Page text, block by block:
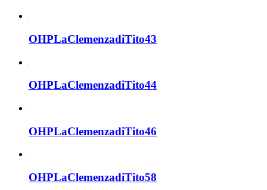
OHPLaClemenzadiTito43
OHPLaClemenzadiTito44
OHPLaClemenzadiTito46
OHPLaClemenzadiTito58